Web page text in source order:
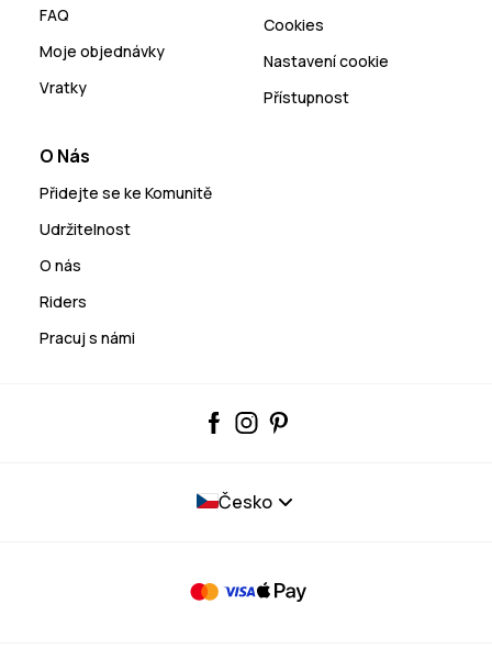
FAQ
Moje objednávky
Vratky
Cookies
Nastavení cookie
Přístupnost
O Nás
Přidejte se ke Komunitě
Udržitelnost
O nás
Riders
Pracuj s námi
Česko